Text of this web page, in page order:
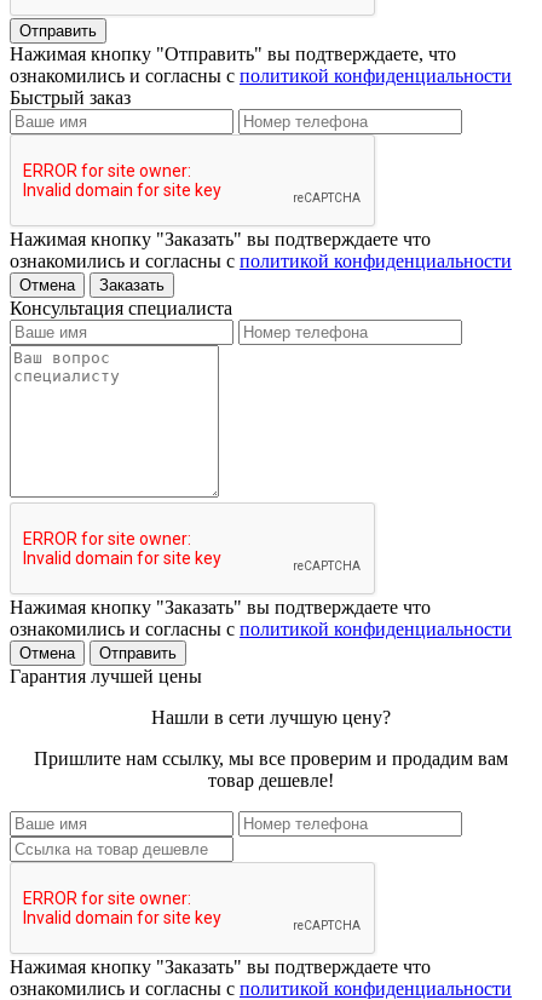
Отправить
Нажимая кнопку "Отправить" вы подтверждаете, что
ознакомились и согласны с политикой конфиденциальности
Быстрый заказ
Нажимая кнопку "Заказать" вы подтверждаете что
ознакомились и согласны с политикой конфиденциальности
Отмена Заказать
Консультация специалиста
Нажимая кнопку "Заказать" вы подтверждаете что
ознакомились и согласны с политикой конфиденциальности
Отмена Отправить
Гарантия лучшей цены
Нашли в сети лучшую цену?
Пришлите нам ссылку, мы все проверим и продадим вам
товар дешевле!
Нажимая кнопку "Заказать" вы подтверждаете что
ознакомились и согласны с политикой конфиденциальности